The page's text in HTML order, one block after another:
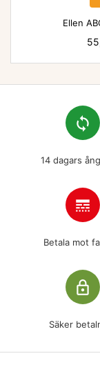
Ellen
loop
14 dagars
line_style
Betala mot
lock_outline
Säker